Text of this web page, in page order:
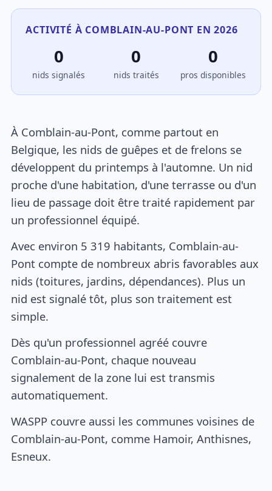
ACTIVITÉ À COMBLAIN-AU-PONT EN 2026
0
nids signalés
0
nids traités
0
pros disponibles
À Comblain-au-Pont, comme partout en
Belgique, les nids de guêpes et de frelons se
développent du printemps à l'automne. Un nid
proche d'une habitation, d'une terrasse ou d'un
lieu de passage doit être traité rapidement par
un professionnel équipé.
Avec environ 5 319 habitants, Comblain-au-
Pont compte de nombreux abris favorables aux
nids (toitures, jardins, dépendances). Plus un
nid est signalé tôt, plus son traitement est
simple.
Dès qu'un professionnel agréé couvre
Comblain-au-Pont, chaque nouveau
signalement de la zone lui est transmis
automatiquement.
WASPP couvre aussi les communes voisines de
Comblain-au-Pont, comme Hamoir, Anthisnes,
Esneux.